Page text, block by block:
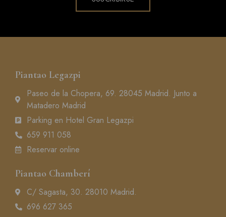
Piantao Legazpi
Paseo de la Chopera, 69. 28045 Madrid. Junto a
Matadero Madrid
Parking en Hotel Gran Legazpi
659 911 058
Reservar online
Piantao Chamberí
C/ Sagasta, 30. 28010 Madrid.
696 627 365